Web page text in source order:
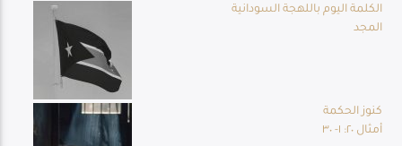
الكلمة اليوم باللهجة السودانية
المجد
كنوز الحكمة
أمثال ٢٠: ١- ٣٠